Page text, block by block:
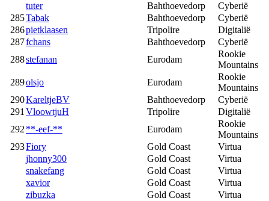
tuter
Bahthoevedorp
Cyberië
285Tabak Bahthoevedorp
Cyberië
286pietklaasen Tripolire
Digitalië
287fchans Bahthoevedorp
Cyberië
288stefanan Eurodam
Rookie
Mountains
289olsjo Eurodam
Rookie
Mountains
290KareltjeBV Bahthoevedorp
Cyberië
291VloowtjuH Tripolire
Digitalië
292**-eef-** Eurodam
Rookie
Mountains
293Fiory Gold Coast
Virtua
jhonny300
Gold Coast
Virtua
snakefang
Gold Coast
Virtua
xavior
Gold Coast
Virtua
zibuzka
Gold Coast
Virtua